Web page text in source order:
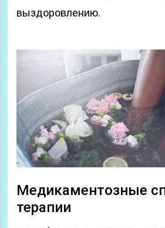
выздоровлению.
Медикаментозные
терапии